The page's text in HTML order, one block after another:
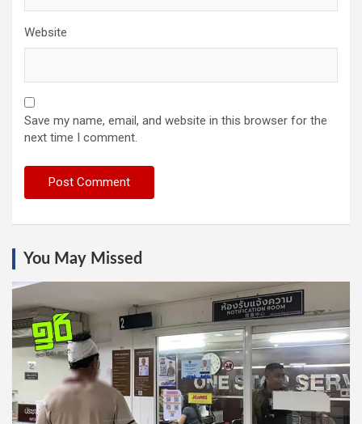
Website
Save my name, email, and website in this browser for the
next time I comment.
You May Missed